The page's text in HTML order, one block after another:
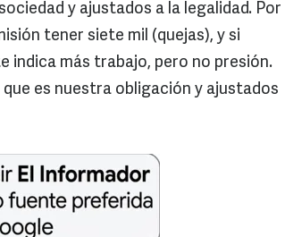
y ajustados a la legalidad. Por
tener siete mil (quejas), y si
indica más trabajo, pero no presión.
es nuestra obligación y ajustados